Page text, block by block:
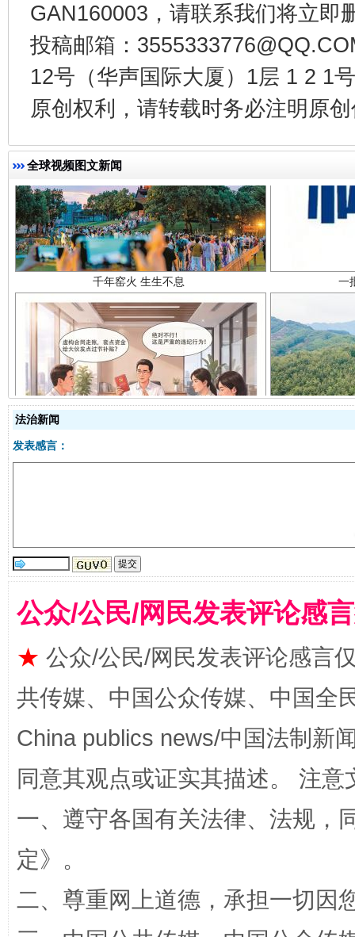
GAN160003，请联系我们将立即
投稿邮箱：
12号（华声国际大厦）1层 1 2 1
原创权利，请转载时务必注明原
全球视频图文新闻
千年窑火 生生不息
揭开“小金库”的免责幌子
受贿1.44亿！段成刚被判无期 从幼
全民健身五年计划来了！等你上场
法治新闻
发表感言：
公众/公民/网民发表评论感
★ 公众/公民/网民发表评论感言
共传媒、中国公众传媒、中国全
China publics news/中国法制新
同意其观点或证实其描述。 注
一、遵守各国有关法律、法规，
定》。
二、尊重网上道德，承担一切因